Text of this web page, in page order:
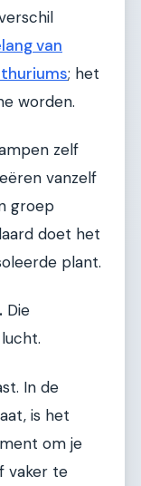
van
; het
worden.
zelf
vanzelf
groep
doet het
plant.
Die
In de
is het
om je
vaker te